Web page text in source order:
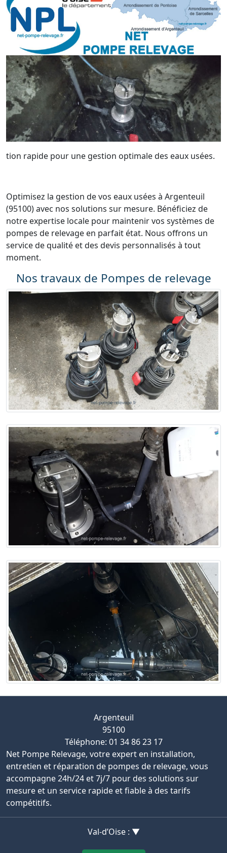
tion rapide pour une gestion optimale des eaux usées.
Optimisez la gestion de vos eaux usées à Argenteuil
(95100) avec nos solutions sur mesure. Bénéficiez de
notre expertise locale pour maintenir vos systèmes de
pompes de relevage en parfait état. Nous offrons un
service de qualité et des devis personnalisés à tout
moment.
Nos travaux de Pompes de relevage
Argenteuil
95100
Téléphone: 01 34 86 23 17
Net Pompe Relevage, votre expert en installation,
entretien et réparation de pompes de relevage, vous
accompagne 24h/24 et 7j/7 pour des solutions sur
mesure et un service rapide et fiable à des tarifs
compétitifs.
Val-d’Oise : ▼